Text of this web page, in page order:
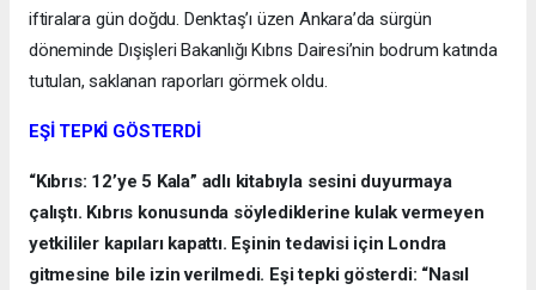
iftiralara gün doğdu. Denktaş’ı üzen Ankara’da sürgün
döneminde Dışişleri Bakanlığı Kıbrıs Dairesi’nin bodrum katında
tutulan, saklanan raporları görmek oldu.
EŞİ TEPKİ GÖSTERDİ
“Kıbrıs: 12’ye 5 Kala” adlı kitabıyla sesini duyurmaya
çalıştı. Kıbrıs konusunda söylediklerine kulak vermeyen
yetkililer kapıları kapattı. Eşinin tedavisi için Londra
gitmesine bile izin verilmedi. Eşi tepki gösterdi: “Nasıl